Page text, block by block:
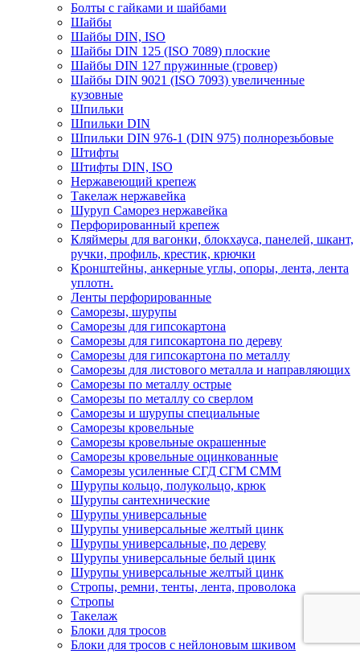
Болты с гайками и шайбами
Шайбы
Шайбы DIN, ISO
Шайбы DIN 125 (ISO 7089) плоские
Шайбы DIN 127 пружинные (гровер)
Шайбы DIN 9021 (ISO 7093) увеличенные
кузовные
Шпильки
Шпильки DIN
Шпильки DIN 976-1 (DIN 975) полнорезьбовые
Штифты
Штифты DIN, ISO
Нержавеющий крепеж
Такелаж нержавейка
Шуруп Саморез нержавейка
Перфорированный крепеж
Кляймеры для вагонки, блокхауса, панелей, шкант,
ручки, профиль, крестик, крючки
Кронштейны, анкерные углы, опоры, лента, лента
уплотн.
Ленты перфорированные
Саморезы, шурупы
Саморезы для гипсокартона
Саморезы для гипсокартона по дереву
Саморезы для гипсокартона по металлу
Саморезы для листового металла и направляющих
Саморезы по металлу острые
Саморезы по металлу со сверлом
Саморезы и шурупы специальные
Саморезы кровельные
Саморезы кровельные окрашенные
Саморезы кровельные оцинкованные
Саморезы усиленные СГД СГМ СММ
Шурупы кольцо, полукольцо, крюк
Шурупы сантехнические
Шурупы универсальные
Шурупы универсальные желтый цинк
Шурупы универсальные, по дереву
Шурупы универсальные белый цинк
Шурупы универсальные желтый цинк
Стропы, ремни, тенты, лента, проволока
Стропы
Такелаж
Блоки для тросов
Блоки для тросов с нейлоновым шкивом